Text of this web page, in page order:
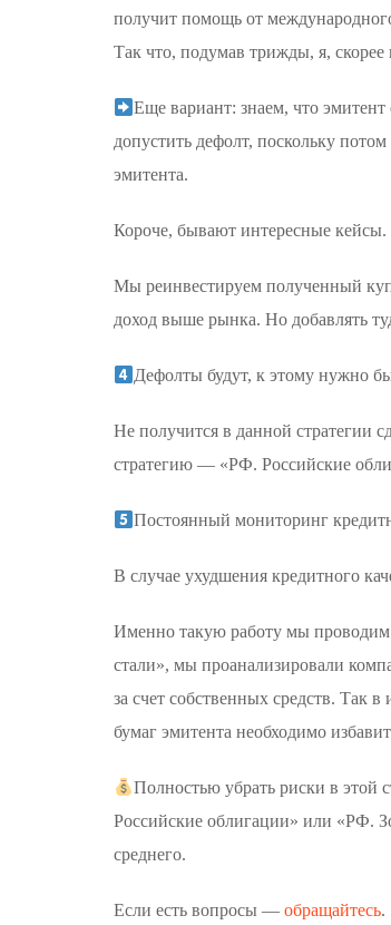
получит помощь от
Так что, подумав трижды, я, скорее
Еще вариант: знаем, что
допустить дефолт, поскольку
эмитента.
Короче, бывают интересные кейсы.
Мы реинвестируем полученный
доход выше рынка. Но добавлять
Дефолты будут, к этому нужно
Не получится в данной стратегии
стратегию — «РФ. Российские
Постоянный мониторинг
В случае ухудшения кредитного
Именно такую работу мы проводим
стали», мы проанализировали
за счет собственных средств. Так
бумаг эмитента необходимо
Полностью убрать риски в этой
Российские облигации» или «РФ.
среднего.
Если есть вопросы — обращайтесь.